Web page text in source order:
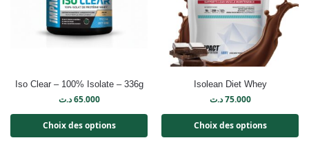
Iso Clear – 100% Isolate – 336g
65.000 د.ت
Choix des options
Isolean Diet Whey
75.000 د.ت
Choix des options